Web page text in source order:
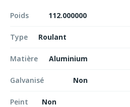
Poids 112.000000
Type Roulant
Matière Aluminium
Galvanisé Non
Peint Non